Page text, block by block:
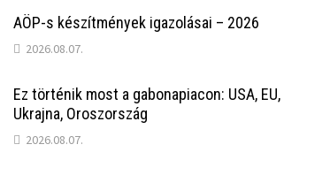
AÖP-s készítmények igazolásai – 2026
2026.08.07.
Ez történik most a gabonapiacon: USA, EU,
Ukrajna, Oroszország
2026.08.07.